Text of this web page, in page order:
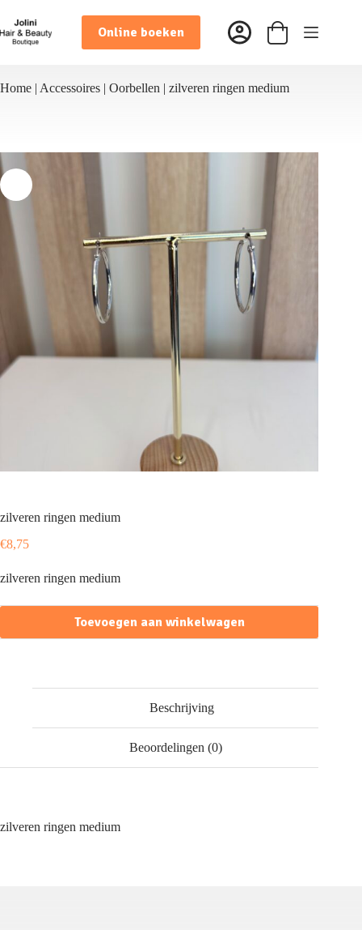
naar
de
inhoud
Online boeken Winkelwagen
Home | Accessoires | Oorbellen | zilveren ringen medium
zilveren ringen medium
€8,75
zilveren ringen medium
Toevoegen aan winkelwagen
Beschrijving
Beoordelingen (0)
zilveren ringen medium